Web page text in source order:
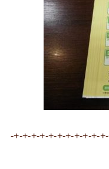
-+-+-+-+-+-+-+-+-+-+-